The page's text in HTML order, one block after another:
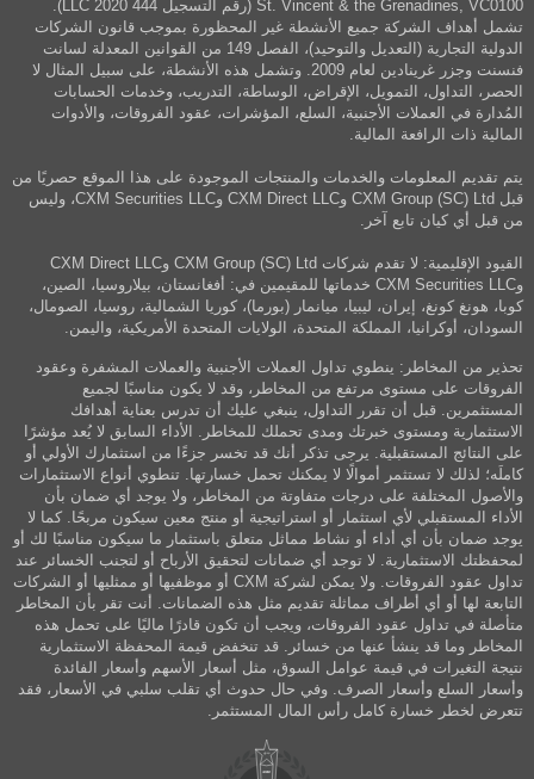
St. Vincent & the Grenadines, VC0100 (رقم التسجيل 444 LLC 2020).
تشمل أهداف الشركة جميع الأنشطة غير المحظورة بموجب قانون الشركات
الدولية التجارية (التعديل والتوحيد)، الفصل 149 من القوانين المعدلة لسانت
فنسنت وجزر غرينادين لعام 2009. وتشمل هذه الأنشطة، على سبيل المثال لا
الحصر، التداول، التمويل، الإقراض، الوساطة، التدريب، وخدمات الحسابات
المُدارة في العملات الأجنبية، السلع، المؤشرات، عقود الفروقات، والأدوات
المالية ذات الرافعة المالية.
يتم تقديم المعلومات والخدمات والمنتجات الموجودة على هذا الموقع حصريًا من
قبل CXM Group (SC) Ltd وCXM Direct LLC وCXM Securities LLC، وليس
من قبل أي كيان تابع آخر.
القيود الإقليمية: لا تقدم شركات CXM Group (SC) Ltd وCXM Direct LLC
وCXM Securities LLC خدماتها للمقيمين في: أفغانستان، بيلاروسيا، الصين،
كوبا، هونغ كونغ، إيران، ليبيا، ميانمار (بورما)، كوريا الشمالية، روسيا، الصومال،
السودان، أوكرانيا، المملكة المتحدة، الولايات المتحدة الأمريكية، واليمن.
تحذير من المخاطر: ينطوي تداول العملات الأجنبية والعملات المشفرة وعقود
الفروقات على مستوى مرتفع من المخاطر، وقد لا يكون مناسبًا لجميع
المستثمرين. قبل أن تقرر التداول، ينبغي عليك أن تدرس بعناية أهدافك
الاستثمارية ومستوى خبرتك ومدى تحملك للمخاطر. الأداء السابق لا يُعد مؤشرًا
على النتائج المستقبلية. يرجى تذكر أنك قد تخسر جزءًا من استثمارك الأولي أو
كاملَه؛ لذلك لا تستثمر أموالًا لا يمكنك تحمل خسارتها. تنطوي أنواع الاستثمارات
والأصول المختلفة على درجات متفاوتة من المخاطر، ولا يوجد أي ضمان بأن
الأداء المستقبلي لأي استثمار أو استراتيجية أو منتج معين سيكون مربحًا. كما لا
يوجد ضمان بأن أي أداء أو نشاط مماثل متعلق باستثمار ما سيكون مناسبًا لك أو
لمحفظتك الاستثمارية. لا توجد أي ضمانات لتحقيق الأرباح أو لتجنب الخسائر عند
تداول عقود الفروقات. ولا يمكن لشركة CXM أو موظفيها أو ممثليها أو الشركات
التابعة لها أو أي أطراف مماثلة تقديم مثل هذه الضمانات. أنت تقر بأن المخاطر
متأصلة في تداول عقود الفروقات، ويجب أن تكون قادرًا ماليًا على تحمل هذه
المخاطر وما قد ينشأ عنها من خسائر. قد تنخفض قيمة المحفظة الاستثمارية
نتيجة التغيرات في قيمة عوامل السوق، مثل أسعار الأسهم وأسعار الفائدة
وأسعار السلع وأسعار الصرف. وفي حال حدوث أي تقلب سلبي في الأسعار، فقد
تتعرض لخطر خسارة كامل رأس المال المستثمر.